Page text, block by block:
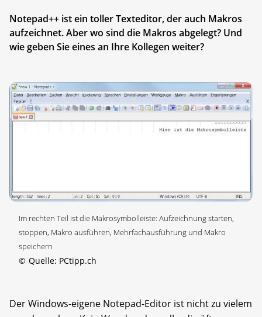
Notepad++ ist ein toller Texteditor, der auch Makros
aufzeichnet. Aber wo sind die Makros abgelegt? Und
wie geben Sie eines an Ihre Kollegen weiter?
Im rechten Teil ist die Makrosymbolleiste: Aufzeichnung starten,
stoppen, Makro ausführen, Mehrfachausführung und Makro
speichern
© Quelle: PCtipp.ch
Der Windows-eigene Notepad-Editor ist nicht zu vielem